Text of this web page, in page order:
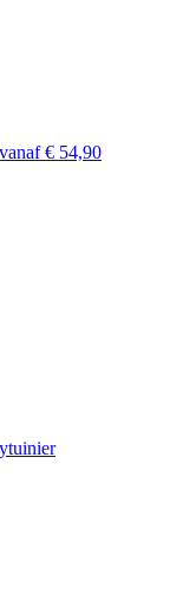
vanaf € 54,90